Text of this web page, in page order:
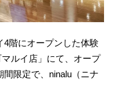
4階にオープンした体験
ルイ店」にて、オープ
間限定で、ninalu（ニナ